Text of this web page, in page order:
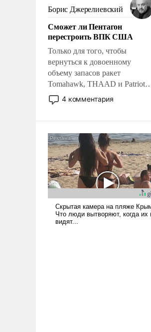
и ее реализация радикально
поднимет наши боевые
возможности.
Борис Джерелиевский
Сможет ли Пентагон
перестроить ВПК США
Только для того, чтобы
вернуться к довоенному
объему запасов ракет
Tomahawk, THAAD и Patriot
США потребуется более трех
лет. Даже небольшая война с
Сложившаяся ситуация
означает многолетний период
уязвимости США, например,
перед Китаем.
4 комментария